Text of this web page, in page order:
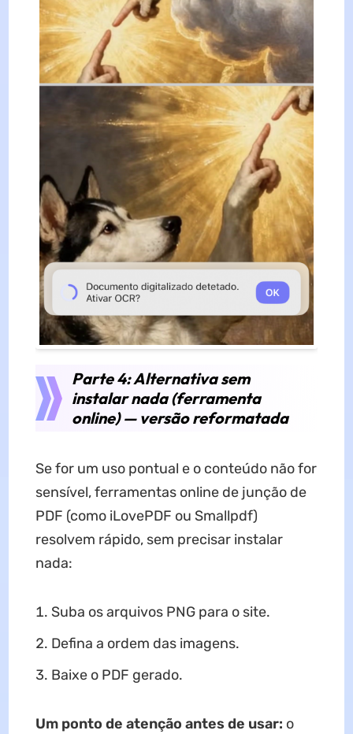
Parte 4: Alternativa sem
instalar nada (ferramenta
online) — versão reformatada
Se for um uso pontual e o conteúdo não for
sensível, ferramentas online de junção de
PDF (como iLovePDF ou Smallpdf)
resolvem rápido, sem precisar instalar
nada:
Suba os arquivos PNG para o site.
Defina a ordem das imagens.
Baixe o PDF gerado.
Um ponto de atenção antes de usar: o